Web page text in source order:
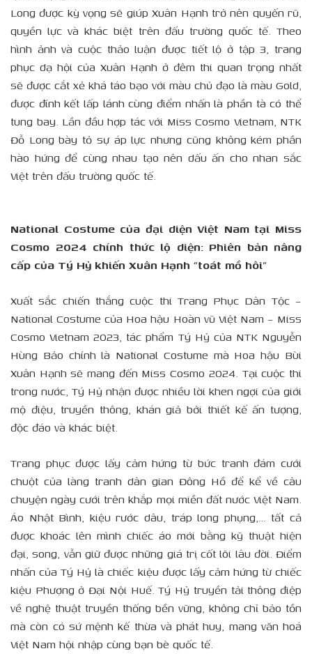
Long được kỳ vọng sẽ giúp Xuân Hạnh trở nên quyến rũ,
quyền lực và khác biệt trên đấu trường quốc tế. Theo
hình ảnh và cuộc thảo luận được tiết lộ ở tập 3, trang
phục dạ hội của Xuân Hạnh ở đêm thi quan trọng nhất
sẽ được cắt xẻ khá táo bạo với màu chủ đạo là màu Gold,
được đính kết lấp lánh cùng điểm nhấn là phần tà có thể
tung bay. Lần đầu hợp tác với Miss Cosmo Vietnam, NTK
Đỗ Long bày tỏ sự áp lực nhưng cũng không kém phần
hào hứng để cùng nhau tạo nên dấu ấn cho nhan sắc
Việt trên đấu trường quốc tế.
National Costume của đại diện Việt Nam tại Miss
Cosmo 2024 chính thức lộ diện: Phiên bản nâng
cấp của Tý Hỷ khiến Xuân Hạnh “toát mồ hôi”
Xuất sắc chiến thắng cuộc thi Trang Phục Dân Tộc –
National Costume của Hoa hậu Hoàn vũ Việt Nam – Miss
Cosmo Vietnam 2023, tác phẩm Tý Hỷ của NTK Nguyễn
Hùng Bảo chính là National Costume mà Hoa hậu Bùi
Xuân Hạnh sẽ mang đến Miss Cosmo 2024. Tại cuộc thi
trong nước, Tý Hỷ nhận được nhiều lời khen ngợi của giới
mộ điệu, truyền thông, khán giả bởi thiết kế ấn tượng,
độc đáo và khác biệt.
Trang phục được lấy cảm hứng từ bức tranh đám cưới
chuột của làng tranh dân gian Đông Hồ để kể về câu
chuyện ngày cưới trên khắp mọi miền đất nước Việt Nam.
Áo Nhật Bình, kiệu rước dâu, tráp long phụng,… tất cả
được khoác lên mình chiếc áo mới bằng kỹ thuật hiện
đại, song, vẫn giữ được những giá trị cốt lõi lâu đời. Điểm
nhấn của Tý Hỷ là chiếc kiệu được lấy cảm hứng từ chiếc
kiệu Phượng ở Đại Nội Huế. Tý Hỷ truyền tải thông điệp
về nghệ thuật truyền thống bền vững, không chỉ bảo tồn
mà còn có sứ mệnh kế thừa và phát huy, mang văn hoá
Việt Nam hội nhập cùng bạn bè quốc tế.